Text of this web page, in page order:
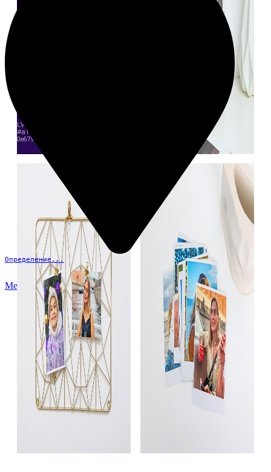
Определение...
Меню